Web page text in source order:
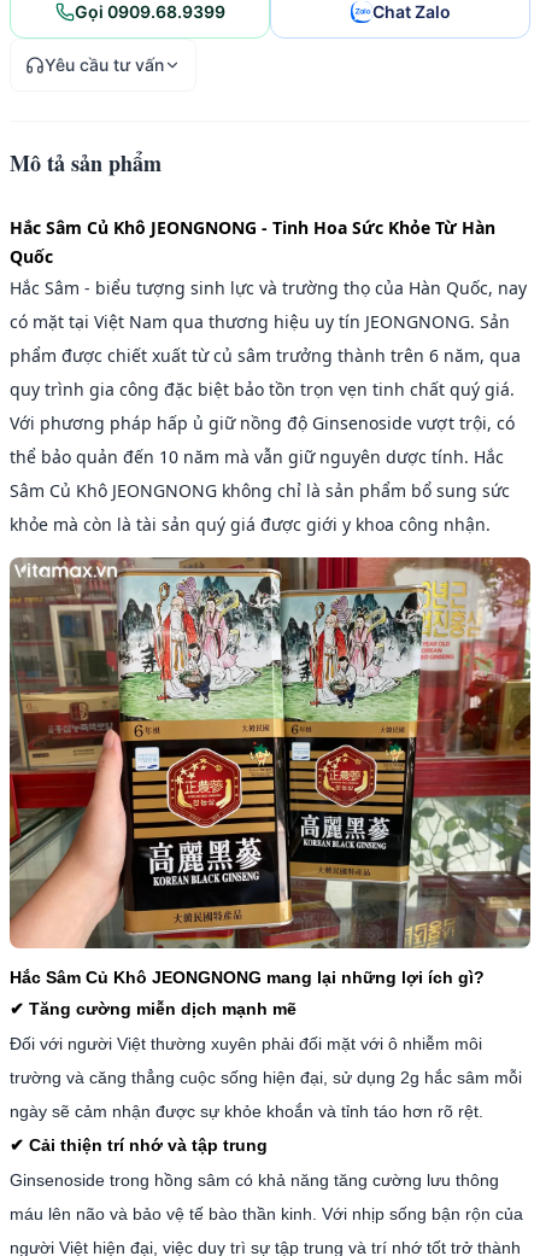
Gọi 0909.68.9399 Chat Zalo
Yêu cầu tư vấn
Mô tả sản phẩm
Hắc Sâm Củ Khô JEONGNONG - Tinh Hoa Sức Khỏe Từ Hàn
Quốc
Hắc Sâm - biểu tượng sinh lực và trường thọ của Hàn Quốc, nay
có mặt tại Việt Nam qua thương hiệu uy tín JEONGNONG. Sản
phẩm được chiết xuất từ củ sâm trưởng thành trên 6 năm, qua
quy trình gia công đặc biệt bảo tồn trọn vẹn tinh chất quý giá.
Với phương pháp hấp ủ giữ nồng độ Ginsenoside vượt trội, có
thể bảo quản đến 10 năm mà vẫn giữ nguyên dược tính. Hắc
Sâm Củ Khô JEONGNONG không chỉ là sản phẩm bổ sung sức
khỏe mà còn là tài sản quý giá được giới y khoa công nhận.
Hắc Sâm Củ Khô JEONGNONG mang lại những lợi ích gì?
✔ Tăng cường miễn dịch mạnh mẽ
Đối với người Việt thường xuyên phải đối mặt với ô nhiễm môi
trường và căng thẳng cuộc sống hiện đại, sử dụng 2g hắc sâm mỗi
ngày sẽ cảm nhận được sự khỏe khoắn và tỉnh táo hơn rõ rệt.
✔ Cải thiện trí nhớ và tập trung
Ginsenoside trong hồng sâm có khả năng tăng cường lưu thông
máu lên não và bảo vệ tế bào thần kinh. Với nhịp sống bận rộn của
người Việt hiện đại, việc duy trì sự tập trung và trí nhớ tốt trở thành